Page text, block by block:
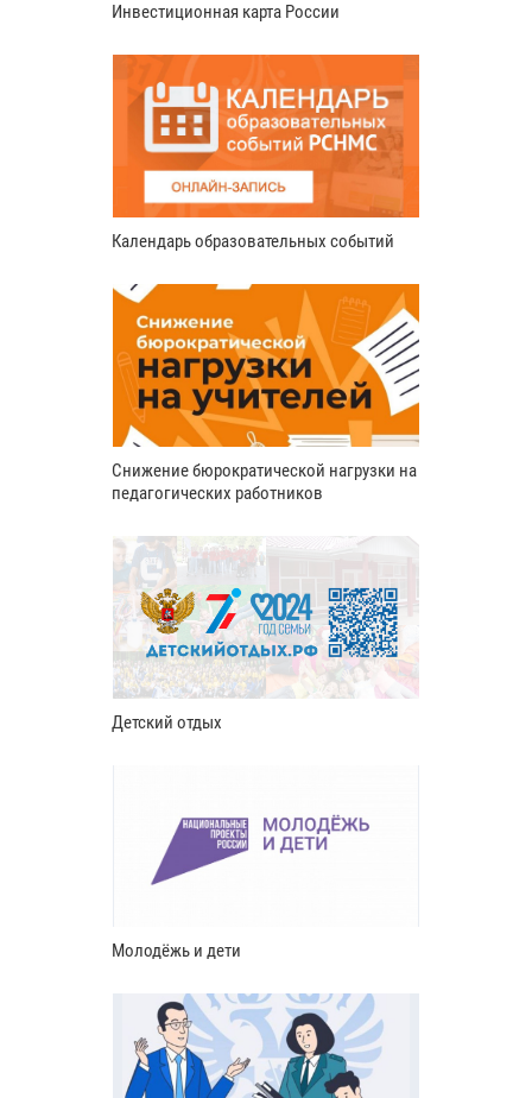
Инвестиционная карта России
Календарь образовательных событий
Снижение бюрократической нагрузки на
педагогических работников
Детский отдых
Молодёжь и дети